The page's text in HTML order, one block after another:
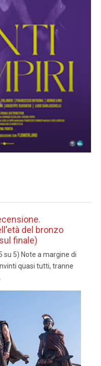
del bronzo
finale)
5) Note a margine di
quasi tutti, tranne